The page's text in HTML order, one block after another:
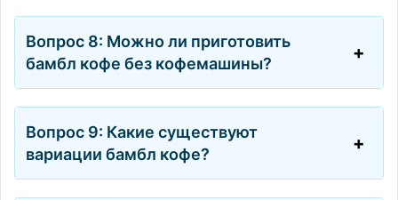
Вопрос 8: Можно ли приготовить
бамбл кофе без кофемашины?
Вопрос 9: Какие существуют
вариации бамбл кофе?